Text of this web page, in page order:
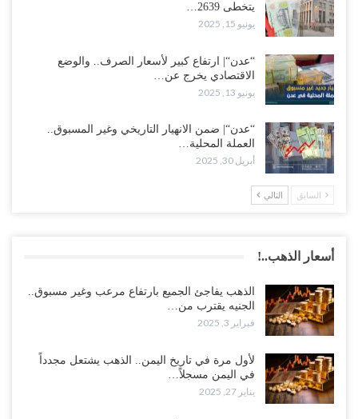
يتخطى 2639…
يونيو 15, 2025
“عدن“| ارتفاع كبير لأسعار الصرف.. والوضع
الاقتصادي يخرج عن…
يونيو 13, 2025
“عدن“| ضمن الانهيار التاريخي وغير المسبوق..
العملة المحلية…
أبريل 30, 2025
السابق التالي
أسعار الذهب..!
الذهب يفاجئ الجميع بارتفاع مرعب وغير مسبوق..
الجنيه يقترب من…
فبراير 3, 2025
لأول مرة في تاريخ اليمن.. الذهب يشتعل مجدداً
في اليمن مسجلاً…
يناير 27, 2025